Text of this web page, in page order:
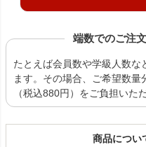
端数でのご注
たとえば会員数や学級人数な
ます。その場合、ご希望数
（税込880円）をご負担いた
商品につい